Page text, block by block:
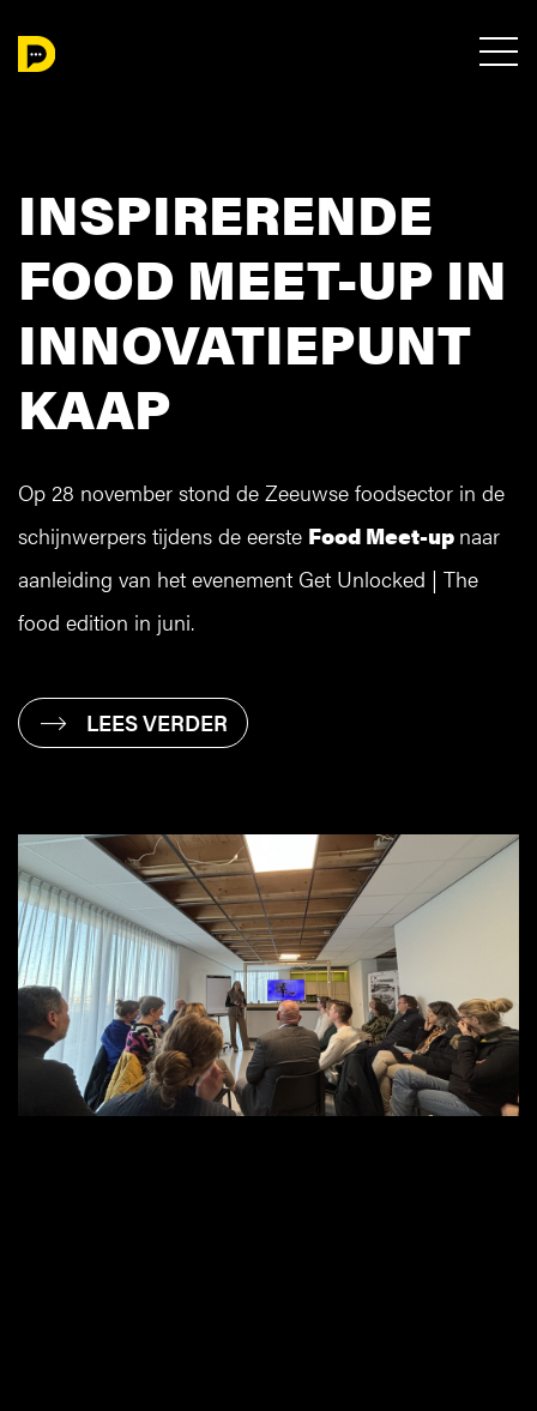
INSPIRERENDE
FOOD MEET-UP IN
INNOVATIEPUNT
KAAP
Op 28 november stond de Zeeuwse foodsector in de
schijnwerpers tijdens de eerste Food Meet-up naar
aanleiding van het evenement Get Unlocked | The
food edition in juni.
LEES VERDER